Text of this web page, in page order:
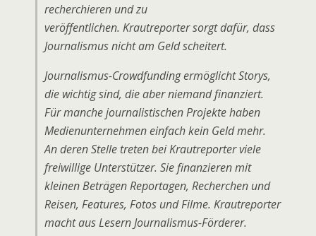
recherchieren und zu
veröffentlichen. Krautreporter sorgt dafür, dass
Journalismus nicht am Geld scheitert.
Journalismus-Crowdfunding ermöglicht Storys,
die wichtig sind, die aber niemand finanziert.
Für manche journalistischen Projekte haben
Medienunternehmen einfach kein Geld mehr.
An deren Stelle treten bei Krautreporter viele
freiwillige Unterstützer. Sie finanzieren mit
kleinen Beträgen Reportagen, Recherchen und
Reisen, Features, Fotos und Filme. Krautreporter
macht aus Lesern Journalismus-Förderer.